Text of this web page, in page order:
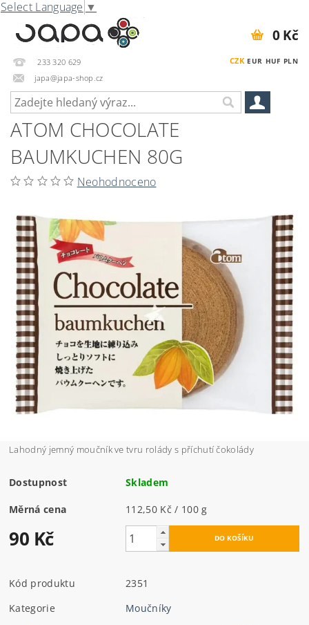
Select Language ▼
233 320 629
japa@japa-shop.cz
CZK EUR HUF PLN
0 Kč
ATOM CHOCOLATE
BAUMKUCHEN 80G
Neohodnoceno
Lahodný jemný moučník ve tvru rolády s příchutí čokolády
Dostupnost Skladem
Měrná cena 112,50 Kč / 100 g
90 Kč
Kód produktu
2351
Kategorie
Moučníky